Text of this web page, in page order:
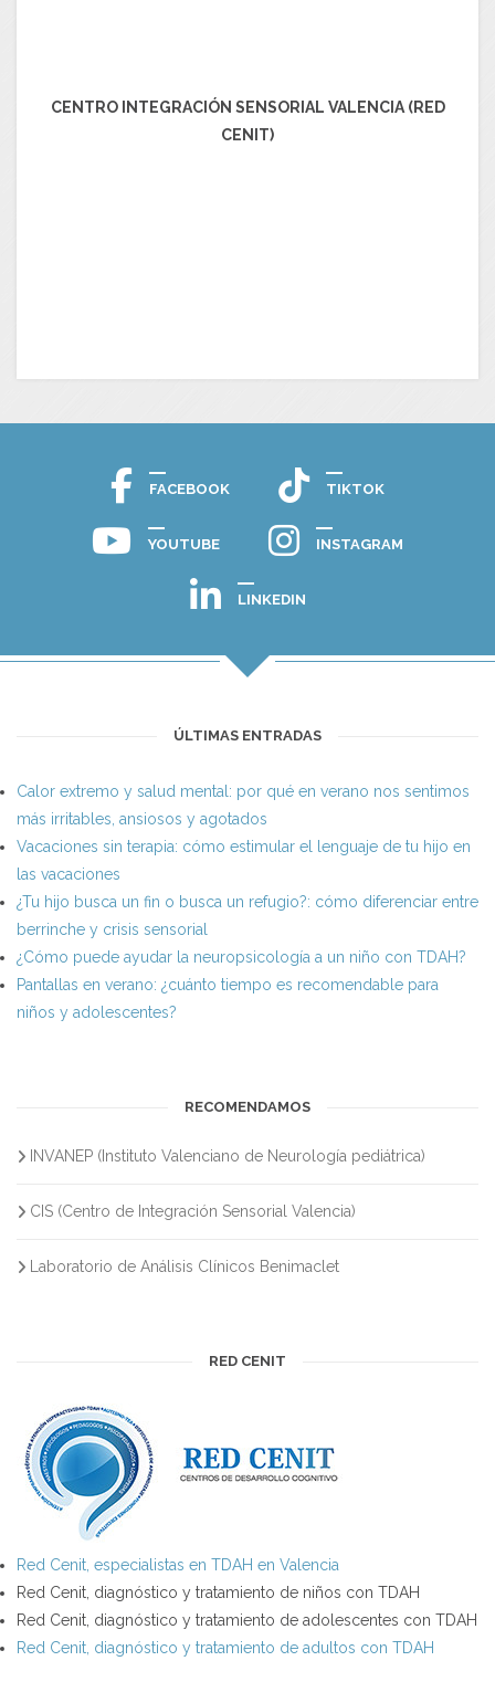
CENTRO INTEGRACIÓN SENSORIAL VALENCIA (RED
CENIT)
FACEBOOK TIKTOK
YOUTUBE INSTAGRAM
LINKEDIN
ÚLTIMAS ENTRADAS
Calor extremo y salud mental: por qué en verano nos sentimos
más irritables, ansiosos y agotados
Vacaciones sin terapia: cómo estimular el lenguaje de tu hijo en
las vacaciones
¿Tu hijo busca un fin o busca un refugio?: cómo diferenciar entre
berrinche y crisis sensorial
¿Cómo puede ayudar la neuropsicología a un niño con TDAH?
Pantallas en verano: ¿cuánto tiempo es recomendable para
niños y adolescentes?
RECOMENDAMOS
INVANEP (Instituto Valenciano de Neurología pediátrica)
CIS (Centro de Integración Sensorial Valencia)
Laboratorio de Análisis Clínicos Benimaclet
RED CENIT
Red Cenit, especialistas en TDAH en Valencia
Red Cenit, diagnóstico y tratamiento de niños con TDAH
Red Cenit, diagnóstico y tratamiento de adolescentes con TDAH
Red Cenit, diagnóstico y tratamiento de adultos con TDAH